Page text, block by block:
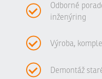
Odborné
inženýring
Výroba,
Demontáž